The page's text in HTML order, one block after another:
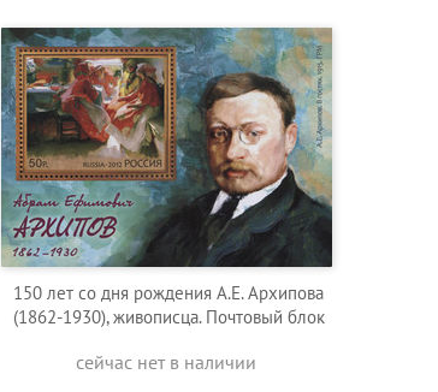
150 лет со дня рождения А.Е. Архипова
(1862-1930), живописца. Почтовый блок
сейчас нет в наличии